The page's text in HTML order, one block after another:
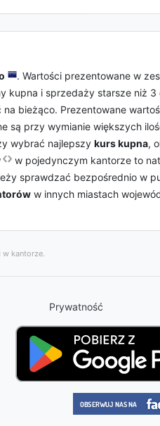
. Wartości prezentowane w
kupna i sprzedaży starsze niż 3
bieżąco. Prezentowane
są przy wymianie większych
wybrać najlepszy kurs kupna,
w pojedynczym kantorze to
sprawdzać bezpośrednio w
w innych miastach
w kantorze.
Prywatność